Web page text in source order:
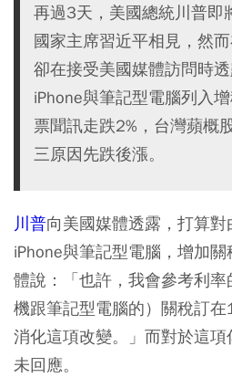
再過3天，美國總統川普即
國家主席習近平相見，然
卻在接受美國媒體訪問時
iPhone與筆記型電腦列入
票聞訊走跌2%，台灣蘋概
三原因先跌後漲。
川普向美國媒體透露，打算
iPhone與筆記型電腦，增加
體說：「也許，我會參考利
機跟筆記型電腦的）關稅訂
消化這項改變。」而對於這項
未回應。